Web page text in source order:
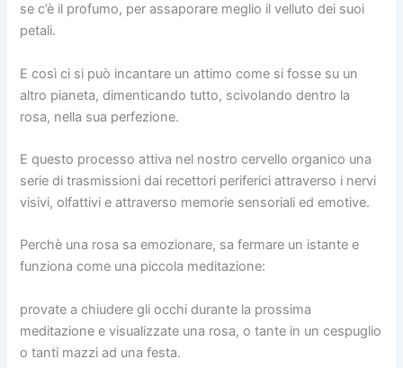
se c’è il profumo, per assaporare meglio il velluto dei suoi
petali.
E così ci si può incantare un attimo come si fosse su un
altro pianeta, dimenticando tutto, scivolando dentro la
rosa, nella sua perfezione.
E questo processo attiva nel nostro cervello organico una
serie di trasmissioni dai recettori periferici attraverso i nervi
visivi, olfattivi e attraverso memorie sensoriali ed emotive.
Perchè una rosa sa emozionare, sa fermare un istante e
funziona come una piccola meditazione:
provate a chiudere gli occhi durante la prossima
meditazione e visualizzate una rosa, o tante in un cespuglio
o tanti mazzi ad una festa.